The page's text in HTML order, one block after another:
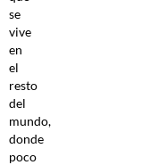
se
vive
en
el
resto
del
mundo,
donde
poco